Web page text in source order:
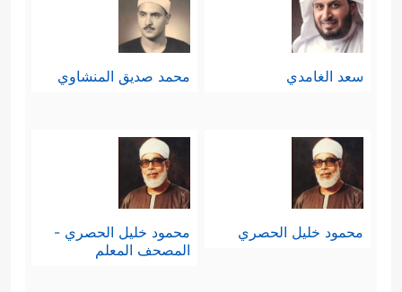
خامسًا: ثم يُطالبهم القرآن ببيان حجَّتهم
إن كانت لهم حجَّة يستندون إليها
مُّبِینٍ﴾،﴿أَمۡ عِندَهُمُ ٱلۡغَیۡبُ فَهُمۡ یَكۡتُبُونَ﴾
ثنايا هذه النقطة يَذْكر القرآن مثالًا على
بمعنى أنّه لو كان عندكم
سعد الغامدي محمد صديق المنشاوي
محمود خليل الحصري
محمود خليل الحصري -
المصحف المعلم